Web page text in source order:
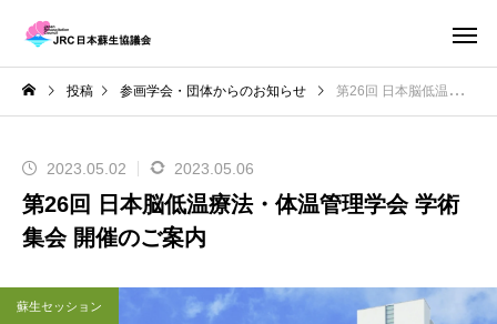
投稿 参画学会・団体からのお知らせ 第26回 日本脳低温療法・体温管理学会 学術集会 開催のご案内
2023.05.02 2023.05.06
第26回 日本脳低温療法・体温管理学会 学術
集会 開催のご案内
蘇生セッション